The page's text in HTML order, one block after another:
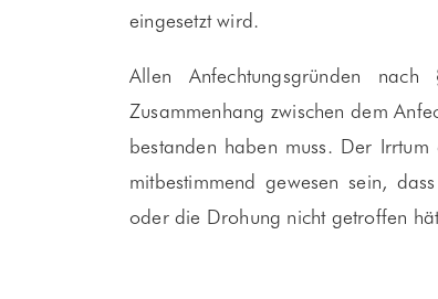
eingesetzt wird.
Allen Anfechtungsgründen
Zusammenhang zwischen dem
bestanden haben muss. Der
mitbestimmend gewesen sein,
oder die Drohung nicht getroffen